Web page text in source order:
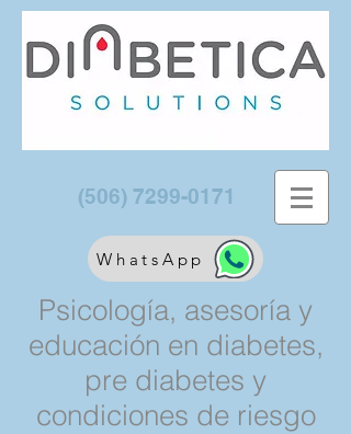
(506) 7299-0171
WhatsApp
Psicología, asesoría y
educación en diabetes,
pre diabetes y
condiciones de riesgo